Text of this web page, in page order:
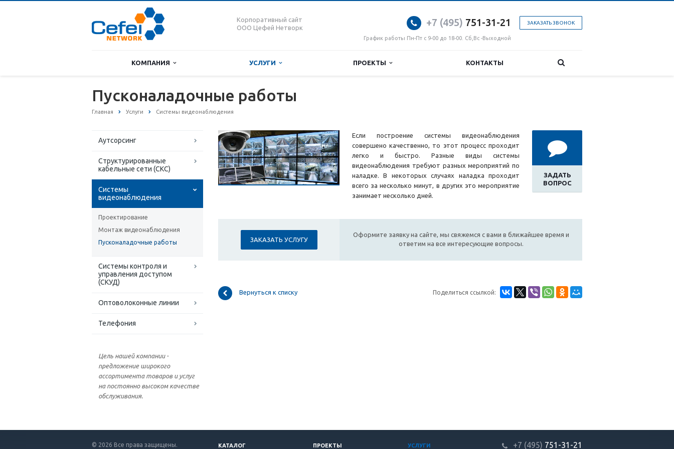
Корпоративный сайт
ООО Цефей Нетворк
ЗАКАЗАТЬ ЗВОНОК
+7 (495) 751-31-21
График работы Пн-Пт с 9-00 до 18-00. Сб,Вс -Выходной
КОМПАНИЯ УСЛУГИ ПРОЕКТЫ КОНТАКТЫ
Пусконаладочные работы
Главная Услуги Системы видеонаблюдения
Аутсорсинг
Структурированные
кабельные сети (СКС)
Системы
видеонаблюдения
Проектирование
Монтаж видеонаблюдения
Пусконаладочные работы
Системы контроля и
управления доступом
(СКУД)
Оптоволоконные линии
Телефония
Цель нашей компании -
предложение широкого
ассортимента товаров и услуг
на постоянно высоком качестве
обслуживания.
ЗАДАТЬ
ВОПРОС
Если построение системы видеонаблюдения
совершено качественно, то этот процесс проходит
легко и быстро. Разные виды системы
видеонаблюдения требуют разных мероприятий по
наладке. В некоторых случаях наладка проходит
всего за несколько минут, в других это мероприятие
занимает несколько дней.
ЗАКАЗАТЬ УСЛУГУ
Оформите заявку на сайте, мы свяжемся с вами в ближайшее время и
ответим на все интересующие вопросы.
Поделиться ссылкой:
Вернуться к списку
© 2026 Все права защищены. КАТАЛОГ ПРОЕКТЫ УСЛУГИ +7 (495) 751-31 -21